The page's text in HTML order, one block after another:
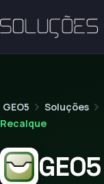
GEO5 Soluções
Recalque
GEO5